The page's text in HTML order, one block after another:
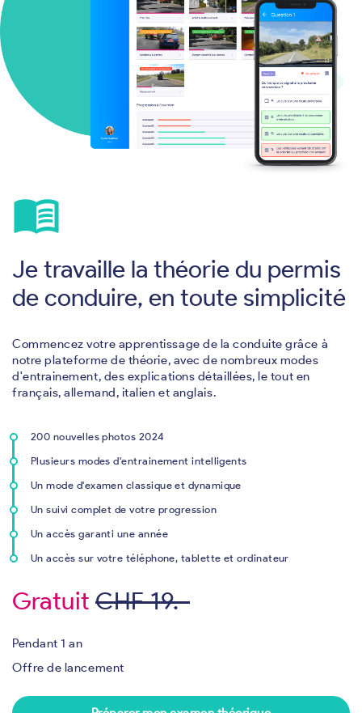
menu_book
Je travaille la théorie du permis
de conduire, en toute simplicité
Commencez votre apprentissage de la conduite grâce à
notre plateforme de théorie, avec de nombreux modes
d'entrainement, des explications détaillées, le tout en
français, allemand, italien et anglais.
200 nouvelles photos 2024
Plusieurs modes d'entrainement intelligents
Un mode d'examen classique et dynamique
Un suivi complet de votre progression
Un accès garanti une année
Un accès sur votre téléphone, tablette et ordinateur
Gratuit CHF 19.-
Pendant 1 an
Offre de lancement